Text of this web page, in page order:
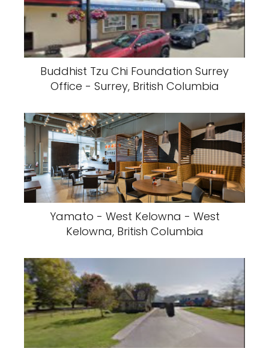
Buddhist Tzu Chi Foundation Surrey
Office - Surrey, British Columbia
Yamato - West Kelowna - West
Kelowna, British Columbia